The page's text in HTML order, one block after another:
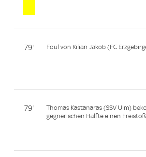
79' Foul von Kilian Jakob (FC
79'
Thomas Kastanaras (SSV Ulm)
gegnerischen Hälfte einen